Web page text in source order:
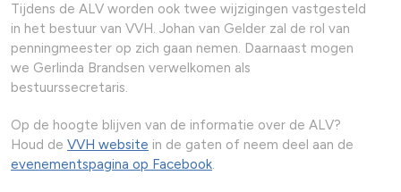
Tijdens de ALV worden ook twee wijzigingen vastgesteld
in het bestuur van VVH. Johan van Gelder zal de rol van
penningmeester op zich gaan nemen. Daarnaast mogen
we Gerlinda Brandsen verwelkomen als
bestuurssecretaris.
Op de hoogte blijven van de informatie over de ALV?
Houd de VVH website in de gaten of neem deel aan de
evenementspagina op Facebook.